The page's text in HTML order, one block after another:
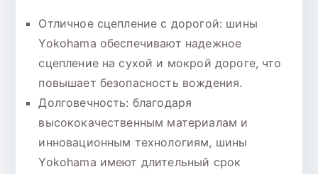
Отличное сцепление с дорогой: шины
Yokohama обеспечивают надежное
сцепление на сухой и мокрой дороге, что
повышает безопасность вождения.
Долговечность: благодаря
высококачественным материалам и
инновационным технологиям, шины
Yokohama имеют длительный срок